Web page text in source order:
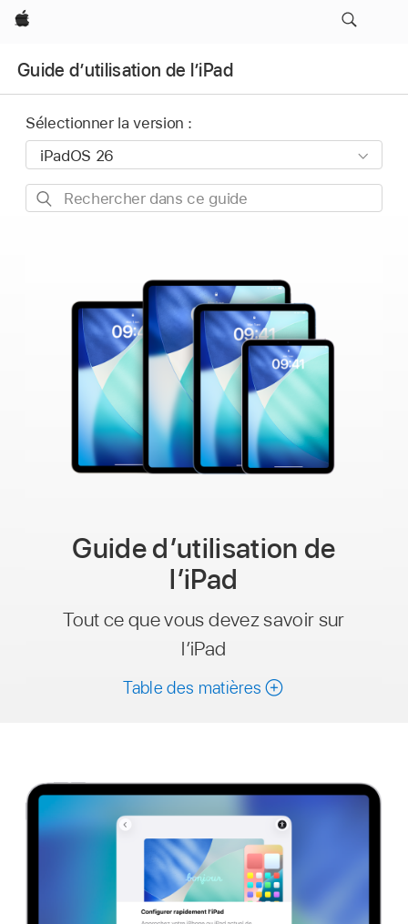
Apple
Guide d’utilisation de l’iPad
Sélectionner la version :
Rechercher
Guide d’utilisation de
l’iPad
Tout ce que vous devez savoir sur
l’iPad
Table des matières